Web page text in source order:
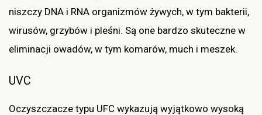
niszczy DNA i RNA organizmów żywych, w tym bakterii,
wirusów, grzybów i pleśni. Są one bardzo skuteczne w
eliminacji owadów, w tym komarów, much i meszek.
UVC
Oczyszczacze typu UFC wykazują wyjątkowo wysoką